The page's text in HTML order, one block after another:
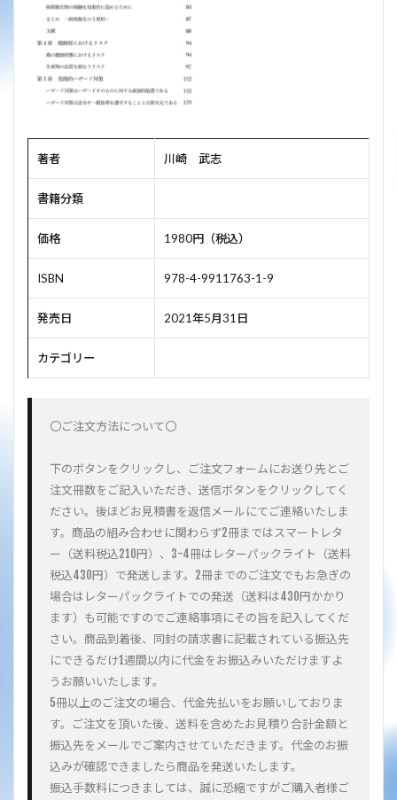
著者 川崎 武志
書籍分類
価格 1980円（税込）
ISBN 978-4-9911763-1-9
発売日 2021年5月31日
カテゴリー
〇ご注文方法について〇
下のボタンをクリックし、ご注文フォームにお送り先とご
注文冊数をご記入いただき、送信ボタンをクリックしてく
ださい。後ほどお見積書を返信メールにてご連絡いたしま
す。商品の組み合わせに関わらず2冊まではスマートレタ
ー（送料税込210円）、3-4冊はレターパックライト（送料
税込430円）で発送します。2冊までのご注文でもお急ぎの
場合はレターパックライトでの発送（送料は430円かかり
ます）も可能ですのでご連絡事項にその旨を記入してくだ
さい。商品到着後、同封の請求書に記載されている振込先
にできるだけ1週間以内に代金をお振込みいただけますよ
うお願いいたします。
5冊以上のご注文の場合、代金先払いをお願いしておりま
す。ご注文を頂いた後、送料を含めたお見積り合計金額と
振込先をメールでご案内させていただきます。代金のお振
込みが確認できましたら商品を発送いたします。
振込手数料につきましては、誠に恐縮ですがご購入者様ご